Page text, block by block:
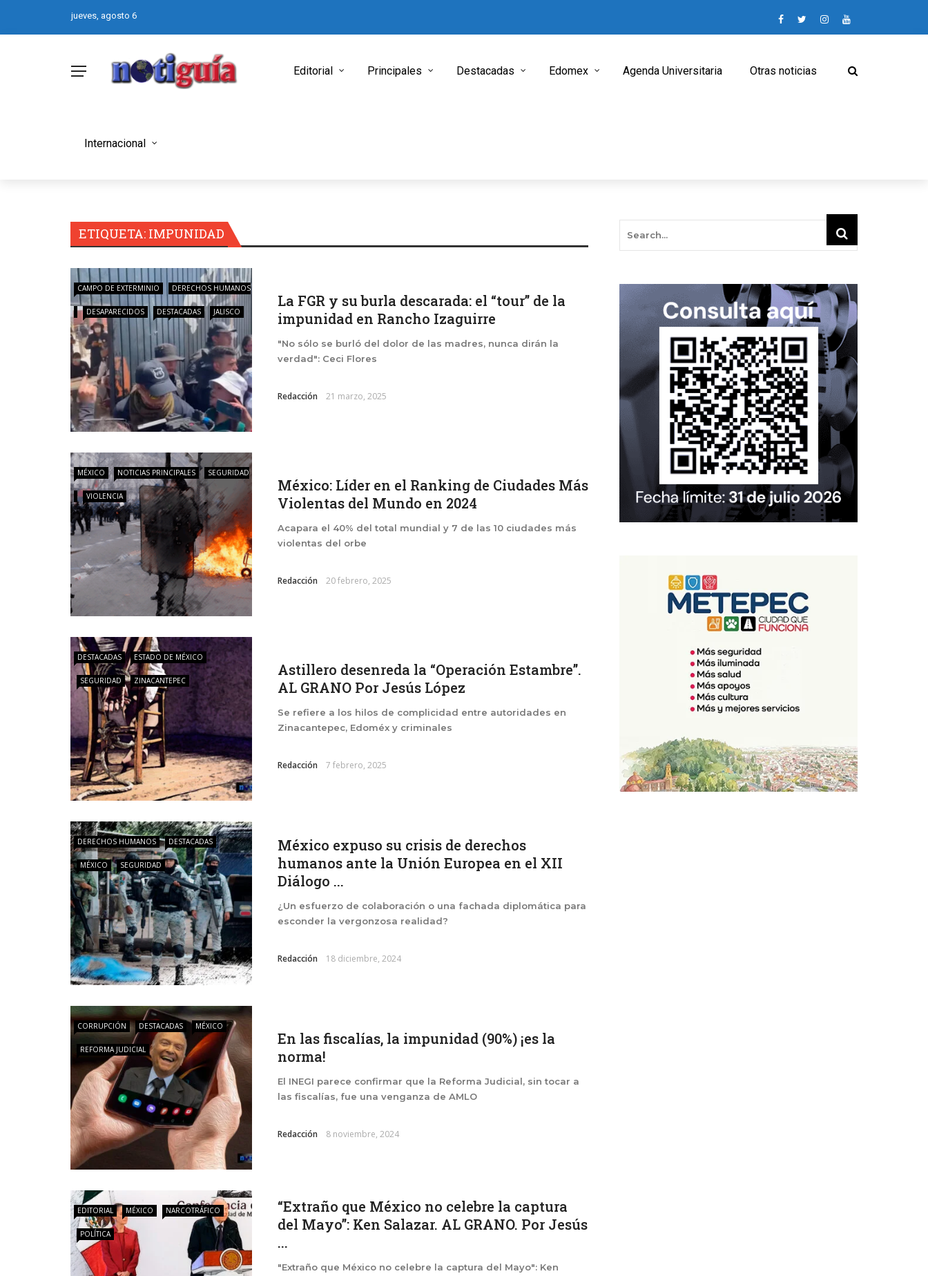
jueves, agosto 6
Editorial Principales Destacadas Edomex Agenda Universitaria Otras noticias
Internacional
ETIQUETA: IMPUNIDAD
CAMPO DE EXTERMINIO DERECHOS HUMANOS
DESAPARECIDOS DESTACADAS JALISCO
La FGR y su burla descarada: el “tour” de la
impunidad en Rancho Izaguirre
"No sólo se burló del dolor de las madres, nunca dirán la
verdad": Ceci Flores
Redacción 21 marzo, 2025
MÉXICO NOTICIAS PRINCIPALES SEGURIDAD
VIOLENCIA
México: Líder en el Ranking de Ciudades Más
Violentas del Mundo en 2024
Acapara el 40% del total mundial y 7 de las 10 ciudades más
violentas del orbe
Redacción 20 febrero, 2025
DESTACADAS ESTADO DE MÉXICO
SEGURIDAD ZINACANTEPEC
Astillero desenreda la “Operación Estambre”.
AL GRANO Por Jesús López
Se refiere a los hilos de complicidad entre autoridades en
Zinacantepec, Edoméx y criminales
Redacción 7 febrero, 2025
DERECHOS HUMANOS DESTACADAS
MÉXICO SEGURIDAD
México expuso su crisis de derechos
humanos ante la Unión Europea en el XII
Diálogo ...
¿Un esfuerzo de colaboración o una fachada diplomática para
esconder la vergonzosa realidad?
Redacción 18 diciembre, 2024
CORRUPCIÓN DESTACADAS MÉXICO
REFORMA JUDICIAL
En las fiscalías, la impunidad (90%) ¡es la
norma!
El INEGI parece confirmar que la Reforma Judicial, sin tocar a
las fiscalías, fue una venganza de AMLO
Redacción 8 noviembre, 2024
EDITORIAL MÉXICO NARCOTRÁFICO
POLÍTICA
“Extraño que México no celebre la captura
del Mayo”: Ken Salazar. AL GRANO. Por Jesús
...
"Extraño que México no celebre la captura del Mayo": Ken